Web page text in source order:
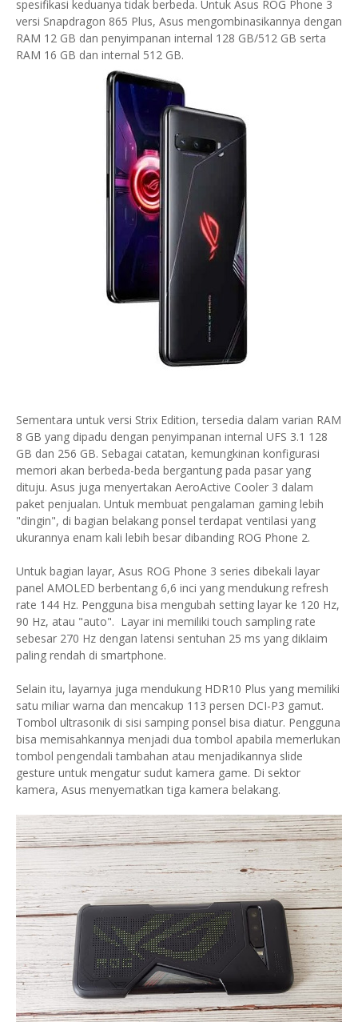
spesifikasi keduanya tidak berbeda. Untuk Asus ROG Phone 3
versi Snapdragon 865 Plus, Asus mengombinasikannya dengan
RAM 12 GB dan penyimpanan internal 128 GB/512 GB serta
RAM 16 GB dan internal 512 GB.
Sementara untuk versi Strix Edition, tersedia dalam varian RAM
8 GB yang dipadu dengan penyimpanan internal UFS 3.1 128
GB dan 256 GB. Sebagai catatan, kemungkinan konfigurasi
memori akan berbeda-beda bergantung pada pasar yang
dituju. Asus juga menyertakan AeroActive Cooler 3 dalam
paket penjualan. Untuk membuat pengalaman gaming lebih
"dingin", di bagian belakang ponsel terdapat ventilasi yang
ukurannya enam kali lebih besar dibanding ROG Phone 2.
Untuk bagian layar, Asus ROG Phone 3 series dibekali layar
panel AMOLED berbentang 6,6 inci yang mendukung refresh
rate 144 Hz. Pengguna bisa mengubah setting layar ke 120 Hz,
90 Hz, atau "auto". Layar ini memiliki touch sampling rate
sebesar 270 Hz dengan latensi sentuhan 25 ms yang diklaim
paling rendah di smartphone.
Selain itu, layarnya juga mendukung HDR10 Plus yang memiliki
satu miliar warna dan mencakup 113 persen DCI-P3 gamut.
Tombol ultrasonik di sisi samping ponsel bisa diatur. Pengguna
bisa memisahkannya menjadi dua tombol apabila memerlukan
tombol pengendali tambahan atau menjadikannya slide
gesture untuk mengatur sudut kamera game. Di sektor
kamera, Asus menyematkan tiga kamera belakang.